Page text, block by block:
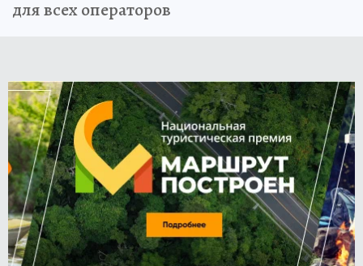
для всех операторов